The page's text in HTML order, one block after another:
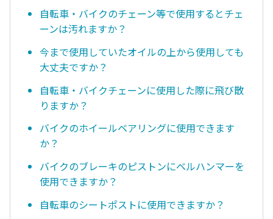
自転車・バイクのチェーン等で使用するとチェ
ーンは汚れますか？
今まで使用していたオイルの上から使用しても
大丈夫ですか？
自転車・バイクチェーンに使用した際に飛び散
りますか？
バイクのホイールベアリングに使用できます
か？
バイクのブレーキのピストンにベルハンマーを
使用できますか？
自転車のシートポストに使用できますか？